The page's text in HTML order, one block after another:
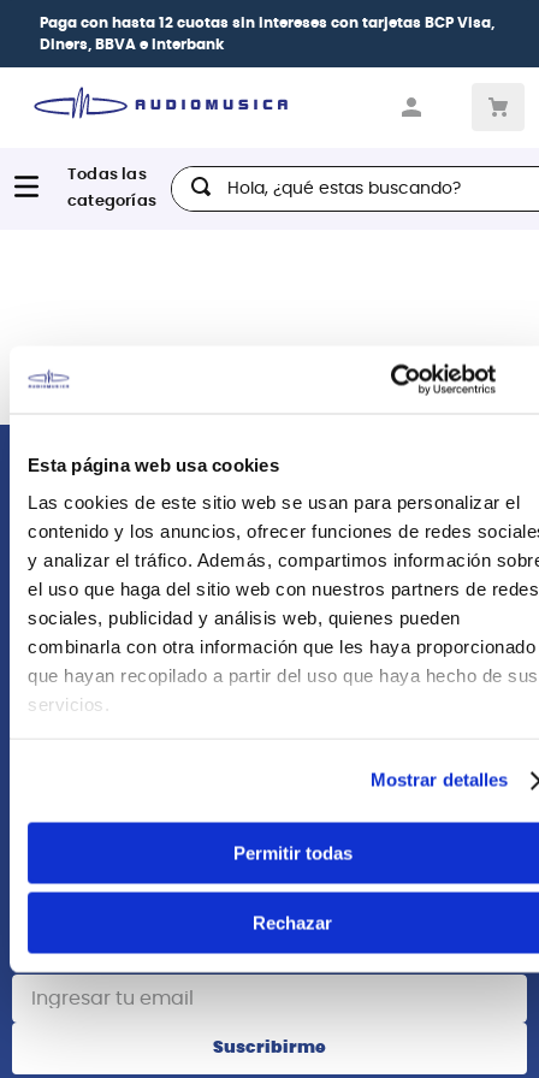
Esta página web usa cookies
Las cookies de este sitio web se usan para personalizar el
contenido y los anuncios, ofrecer funciones de redes
y analizar el tráfico. Además, compartimos información
el uso que haga del sitio web con nuestros partners de redes
sociales, publicidad y análisis web, quienes pueden
combinarla con otra información que les haya proporcionado
que hayan recopilado a partir del uso que haya hecho de sus
servicios.
Mostrar detalles
Permitir todas
Rechazar
Paga con hasta 12 cuotas sin intereses con tarjetas BCP Visa,
Diners, BBVA e Interbank
Hola, ¿qué estas buscando?
Atención Postventa
+51 958418476
+51 977624112
Acerca de Nosotros
Suscribete
Suscribirme